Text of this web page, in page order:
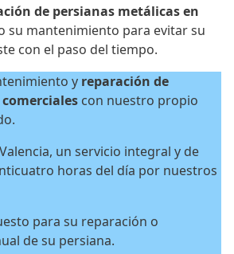
de persianas metálicas en
su mantenimiento para evitar su
con el paso del tiempo.
y reparación de
comerciales con nuestro propio
un servicio integral y de
horas del día por nuestros
para su reparación o
de su persiana.